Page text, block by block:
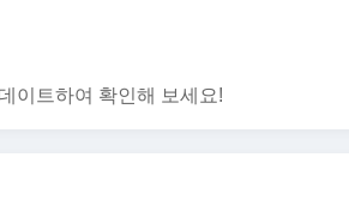
and will not affect calls.
이트하여 확인해 보세요!